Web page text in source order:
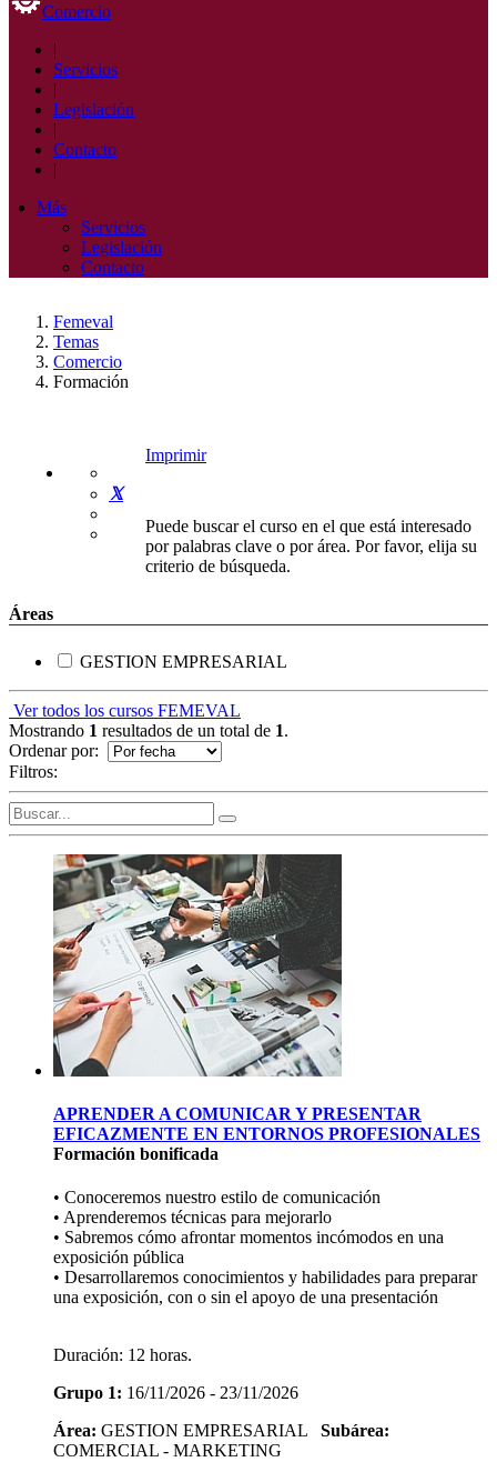
Comercio
|
Servicios
|
Legislación
|
Contacto
|
Más
Servicios
Legislación
Contacto
Femeval
Temas
Comercio
Formación
Imprimir
Puede buscar el curso en el que está interesado
por palabras clave o por área. Por favor, elija su
criterio de búsqueda.
Áreas
GESTION EMPRESARIAL
Ver todos los cursos FEMEVAL
Mostrando 1 resultados de un total de 1.
Ordenar por:
Filtros:
APRENDER A COMUNICAR Y PRESENTAR
EFICAZMENTE EN ENTORNOS PROFESIONALES
Formación bonificada
• Conoceremos nuestro estilo de comunicación
• Aprenderemos técnicas para mejorarlo
• Sabremos cómo afrontar momentos incómodos en una
exposición pública
• Desarrollaremos conocimientos y habilidades para preparar
una exposición, con o sin el apoyo de una presentación
Duración: 12 horas.
Grupo 1: 16/11/2026 - 23/11/2026
Área: GESTION EMPRESARIAL Subárea:
COMERCIAL - MARKETING